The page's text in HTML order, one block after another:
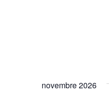
novembre 2026